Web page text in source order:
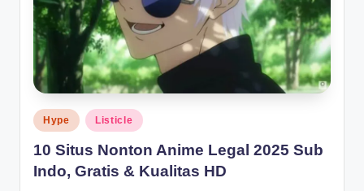
Posted
in
Hype Listicle
10 Situs Nonton Anime Legal 2025 Sub
Indo, Gratis & Kualitas HD